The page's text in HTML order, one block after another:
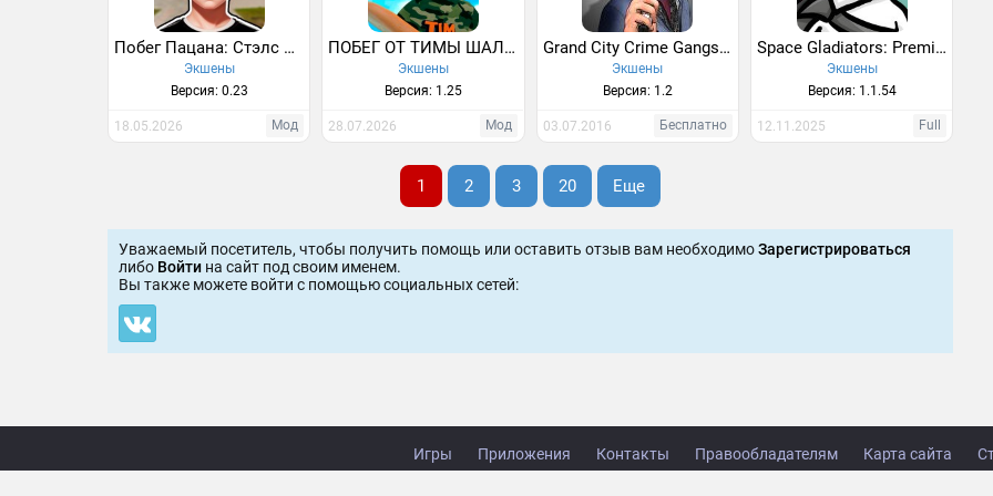
Побег Пацана: Стэлс Школьника
Экшены
Версия: 0.23
18.05.2026 Мод
ПОБЕГ ОТ ТИМЫ ШАЛУНА 2: АРМИЯ
Экшены
Версия: 1.25
28.07.2026 Мод
Grand City Crime Gangster game
Экшены
Версия: 1.2
03.07.2016 Бесплатно
Space Gladiators: Premium
Экшены
Версия: 1.1.54
12.11.2025 Full
1 2 3 20 Еще
Уважаемый посетитель, чтобы получить помощь или оставить отзыв вам необходимоЗарегистрироваться
либо Войти на сайт под своим именем.
Вы также можете войти c помощью социальных сетей:
Игры Приложения Контакты Правообладателям Карта сайта